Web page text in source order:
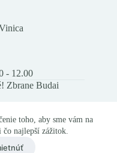
toho, aby sme vám na
najlepší zážitok.
- 12.00
Zbrane Budai